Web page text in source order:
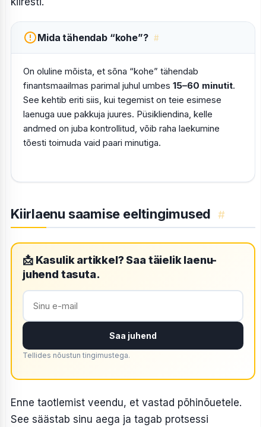
Mida tähendab “kohe”? #
On oluline mõista, et sõna “kohe” tähendab
finantsmaailmas parimal juhul umbes 15–60 minutit.
See kehtib eriti siis, kui tegemist on teie esimese
laenuga uue pakkuja juures. Püsikliendina, kelle
andmed on juba kontrollitud, võib raha laekumine
tõesti toimuda vaid paari minutiga.
Kiirlaenu saamise eeltingimused #
📩 Kasulik artikkel? Saa täielik laenu-
juhend tasuta.
Saa juhend
Tellides nõustun tingimustega.
Enne taotlemist veendu, et vastad põhinõuetele.
See säästab sinu aega ja tagab protsessi